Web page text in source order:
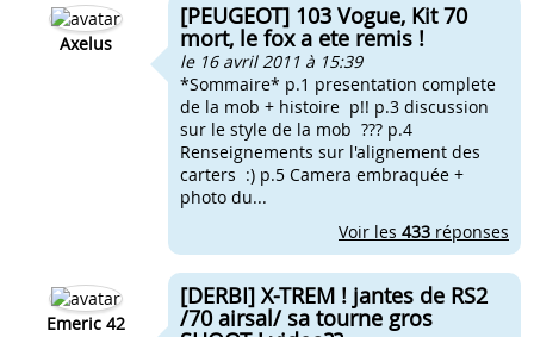
Axelus
[PEUGEOT] 103 Vogue, Kit 70
mort, le fox a ete remis !
le 16 avril 2011 à 15:39
*Sommaire* p.1 presentation complete
de la mob + histoire p!! p.3 discussion
sur le style de la mob ??? p.4
Renseignements sur l'alignement des
carters :) p.5 Camera embraquée +
photo du...
Voir les 433 réponses
Emeric 42
[DERBI] X-TREM ! jantes de RS2
/70 airsal/ sa tourne gros